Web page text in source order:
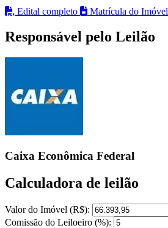
Edital completo Matrícula do Imóvel
Responsável pelo Leilão
Caixa Econômica Federal
Calculadora de leilão
Valor do Imóvel (R$):
Comissão do Leiloeiro (%):